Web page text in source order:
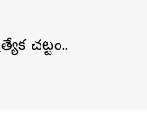
చట్టం..